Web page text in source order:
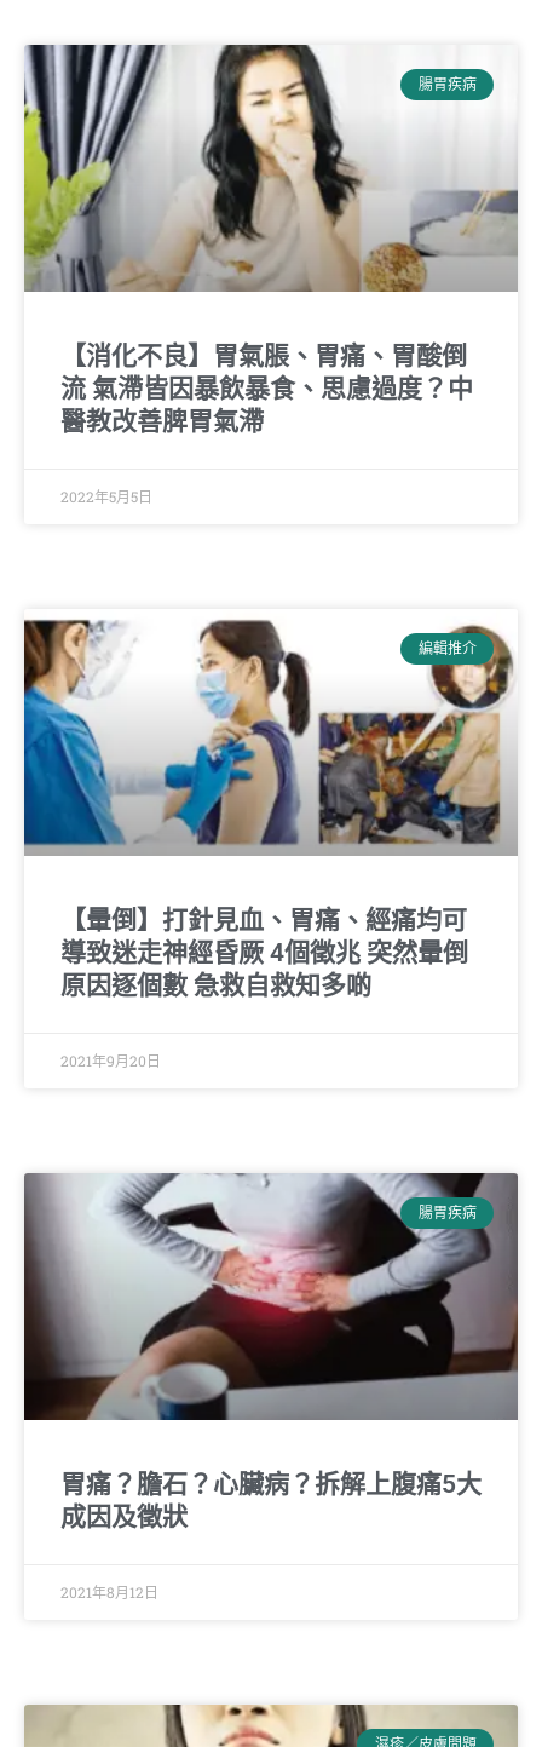
腸胃疾病
【消化不良】胃氣脹、胃痛、胃酸倒
流 氣滯皆因暴飲暴食、思慮過度？中
醫教改善脾胃氣滯
2022年5月5日
編輯推介
【暈倒】打針見血、胃痛、經痛均可
導致迷走神經昏厥 4個徵兆 突然暈倒
原因逐個數 急救自救知多啲
2021年9月20日
腸胃疾病
胃痛？膽石？心臟病？拆解上腹痛5大
成因及徵狀
2021年8月12日